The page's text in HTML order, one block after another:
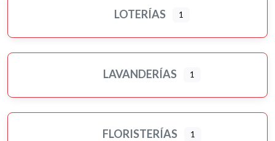
LOTERÍAS 1
LAVANDERÍAS 1
FLORISTERÍAS 1